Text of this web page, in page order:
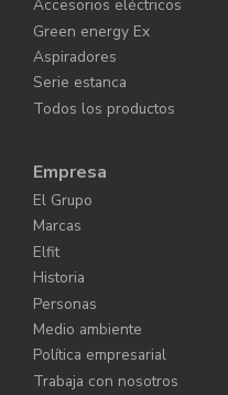
Accesorios eléctricos
Green energy Ex
Aspiradores
Serie estanca
Todos los productos
Empresa
El Grupo
Marcas
Elfit
Historia
Personas
Medio ambiente
Política empresarial
Trabaja con nosotros